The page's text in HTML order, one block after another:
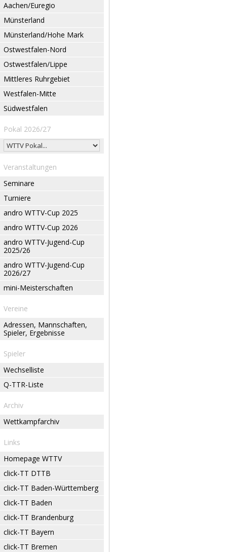
Aachen/Euregio
Münsterland
Münsterland/Hohe Mark
Ostwestfalen-Nord
Ostwestfalen/Lippe
Mittleres Ruhrgebiet
Westfalen-Mitte
Südwestfalen
Pokal 2026/27
Veranstaltungen
Seminare
Turniere
andro WTTV-Cup 2025
andro WTTV-Cup 2026
andro WTTV-Jugend-Cup
2025/26
andro WTTV-Jugend-Cup
2026/27
mini-Meisterschaften
Vereine
Adressen, Mannschaften,
Spieler, Ergebnisse
Spieler
Wechselliste
Q-TTR-Liste
Archiv
Wettkampfarchiv
Links
Homepage WTTV
click-TT DTTB
click-TT Baden-Württemberg
click-TT Baden
click-TT Brandenburg
click-TT Bayern
click-TT Bremen